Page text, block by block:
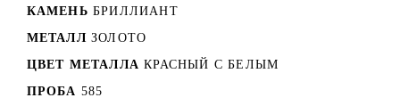
КАМЕНЬ БРИЛЛИАНТ
МЕТАЛЛ ЗОЛОТО
ЦВЕТ МЕТАЛЛА КРАСНЫЙ C БЕЛЫМ
ПРОБА 585